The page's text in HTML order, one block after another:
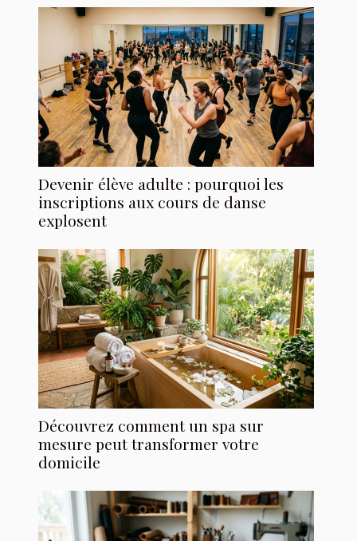
Devenir élève adulte : pourquoi les
inscriptions aux cours de danse
explosent
Découvrez comment un spa sur
mesure peut transformer votre
domicile